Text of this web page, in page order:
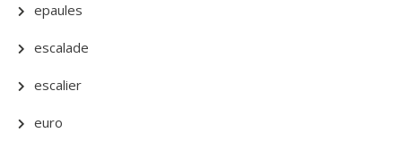
epaules
escalade
escalier
euro